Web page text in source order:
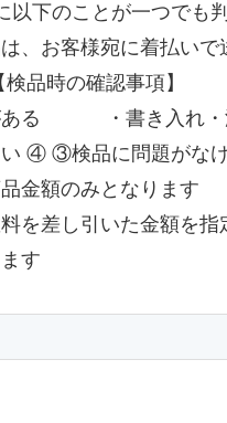
下のことが一つでも
、お客様宛に着払い
品時の確認事項
ある ・書き入れ
い ④ ③検品に問題がな
品金額のみとなりま
を差し引いた金額を
す